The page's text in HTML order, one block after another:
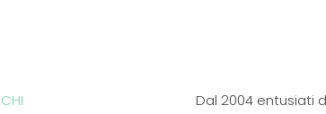
CHI
Dal 2004 entusiati